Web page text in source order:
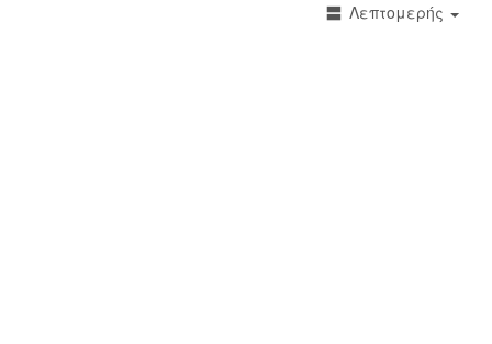
Λεπτομερής